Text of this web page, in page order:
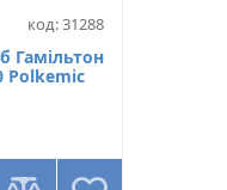
код: 31288
Гамільтон
Polkemic